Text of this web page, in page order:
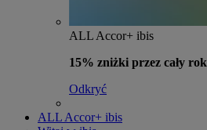
ALL Accor+ ibis
15% zniżki przez cały rok
Odkryć
ALL Accor+ ibis